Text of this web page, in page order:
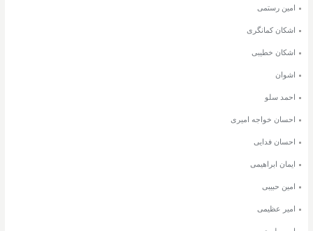
امین رستمی
اشکان کمانگری
اشکان خطیبی
اشوان
احمد سلو
احسان خواجه امیری
احسان فدایی
ایمان ابراهیمی
امین حبیبی
امیر عظیمی